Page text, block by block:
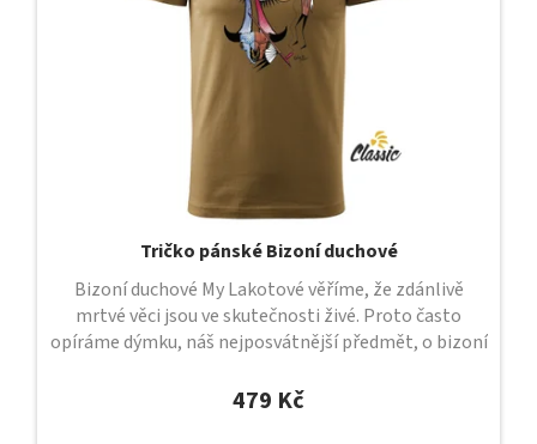
Tričko pánské Bizoní duchové
479 Kč
Bizoní duchové My Lakotové věříme, že zdánlivě
mrtvé věci jsou ve skutečnosti živé. Proto často
opíráme dýmku, náš nejposvátnější předmět, o bizoní